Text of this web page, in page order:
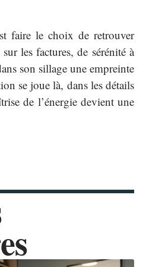
faire le choix de retrouver
les factures, de sérénité à
son sillage une empreinte
se joue là, dans les détails
de l’énergie devient une